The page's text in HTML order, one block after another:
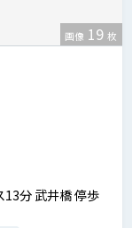
画像 19 枚
13分 武井橋 停歩